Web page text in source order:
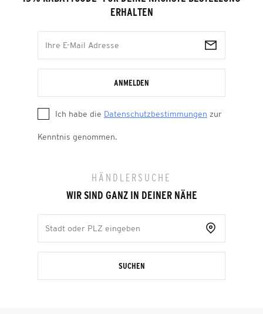
ERHALTEN
ANMELDEN
Ich habe die Datenschutzbestimmungen zur
Kenntnis genommen.
HÄNDLERSUCHE
WIR SIND GANZ IN DEINER NÄHE
SUCHEN